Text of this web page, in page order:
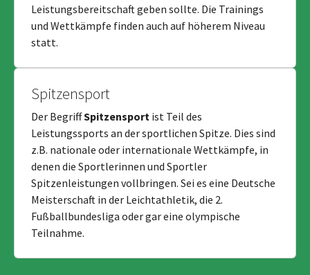
Leistungsbereitschaft geben sollte. Die Trainings
und Wettkämpfe finden auch auf höherem Niveau
statt.
Spitzensport
Der BegriffSpitzensport ist Teil des
Leistungssports an der sportlichen Spitze. Dies sind
z.B. nationale oder internationale Wettkämpfe, in
denen die Sportlerinnen und Sportler
Spitzenleistungen vollbringen. Sei es eine Deutsche
Meisterschaft in der Leichtathletik, die 2.
Fußballbundesliga oder gar eine olympische
Teilnahme.